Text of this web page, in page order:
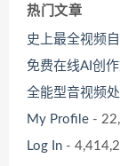
热门文章
史上最全视频
免费在线AI创
全能型音视频
My Profile -
Log In -